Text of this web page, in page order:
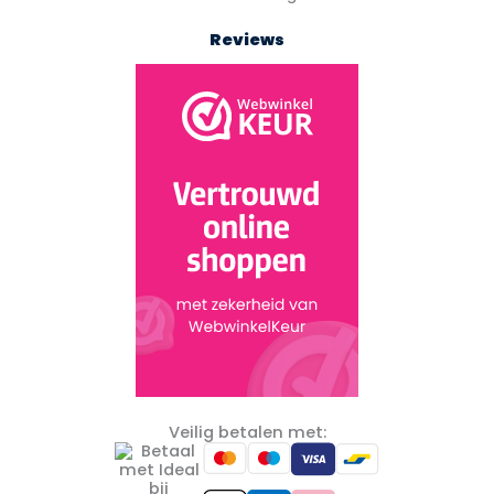
Reviews
Veilig betalen met: